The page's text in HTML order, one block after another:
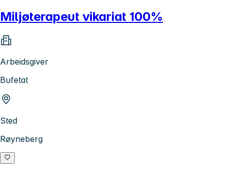
Miljøterapeut vikariat 100%
Arbeidsgiver
Bufetat
Sted
Røyneberg